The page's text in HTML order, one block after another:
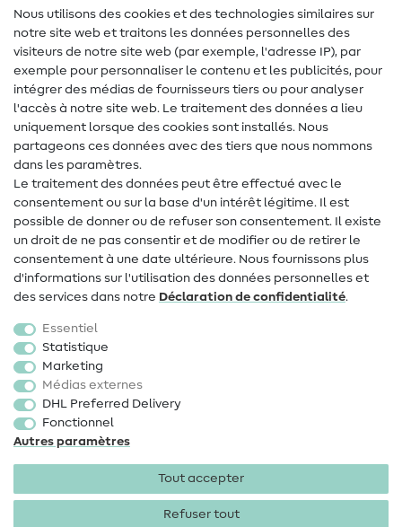
Lexique de couture
Tutos de couture
Aide & contact
Contact
Changement de propriétaire
FAQ
Droit de rétractation
Populaire
Accessoires de couture
Promotions
Nous utilisons des cookies et des technologies similaires sur
notre site web et traitons les données personnelles des
visiteurs de notre site web (par exemple, l'adresse IP), par
exemple pour personnaliser le contenu et les publicités, pour
intégrer des médias de fournisseurs tiers ou pour analyser
l'accès à notre site web. Le traitement des données a lieu
uniquement lorsque des cookies sont installés. Nous
partageons ces données avec des tiers que nous nommons
dans les paramètres.
Le traitement des données peut être effectué avec le
consentement ou sur la base d'un intérêt légitime. Il est
possible de donner ou de refuser son consentement. Il existe
un droit de ne pas consentir et de modifier ou de retirer le
consentement à une date ultérieure. Nous fournissons plus
d'informations sur l'utilisation des données personnelles et
des services dans notre Déclaration de confidentialité.
Essentiel
Statistique
Marketing
Médias externes
DHL Preferred Delivery
Fonctionnel
Autres paramètres
Tout accepter
Refuser tout
Mentions légales Protection des données CGV
Droit